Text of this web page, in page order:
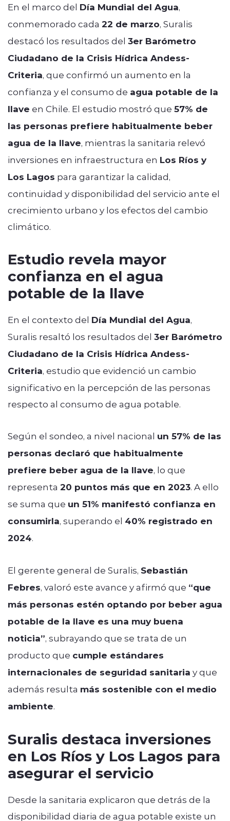
En el marco del Día Mundial del Agua,
conmemorado cada 22 de marzo, Suralis
destacó los resultados del 3er Barómetro
Ciudadano de la Crisis Hídrica Andess-
Criteria, que confirmó un aumento en la
confianza y el consumo de agua potable de la
llave en Chile. El estudio mostró que 57% de
las personas prefiere habitualmente beber
agua de la llave, mientras la sanitaria relevó
inversiones en infraestructura en Los Ríos y
Los Lagos para garantizar la calidad,
continuidad y disponibilidad del servicio ante el
crecimiento urbano y los efectos del cambio
climático.
Estudio revela mayor
confianza en el agua
potable de la llave
En el contexto del Día Mundial del Agua,
Suralis resaltó los resultados del 3er Barómetro
Ciudadano de la Crisis Hídrica Andess-
Criteria, estudio que evidenció un cambio
significativo en la percepción de las personas
respecto al consumo de agua potable.
Según el sondeo, a nivel nacional un 57% de las
personas declaró que habitualmente
prefiere beber agua de la llave, lo que
representa 20 puntos más que en 2023. A ello
se suma que un 51% manifestó confianza en
consumirla, superando el 40% registrado en
2024.
El gerente general de Suralis, Sebastián
Febres, valoró este avance y afirmó que “que
más personas estén optando por beber agua
potable de la llave es una muy buena
noticia”, subrayando que se trata de un
producto que cumple estándares
internacionales de seguridad sanitaria y que
además resulta más sostenible con el medio
ambiente.
Suralis destaca inversiones
en Los Ríos y Los Lagos para
asegurar el servicio
Desde la sanitaria explicaron que detrás de la
disponibilidad diaria de agua potable existe un